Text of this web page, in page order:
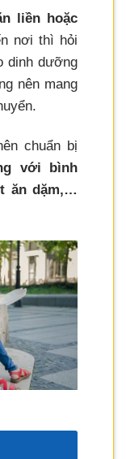
liền hoặc
nơi thì hỏi
dinh dưỡng
nên mang
chuẩn bị
với bình
ăn dặm,…